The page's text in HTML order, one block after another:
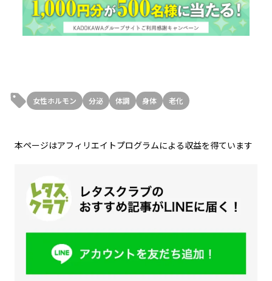
女性ホルモン 分泌 体調 身体 老化
本ページはアフィリエイトプログラムによる収益を得ています